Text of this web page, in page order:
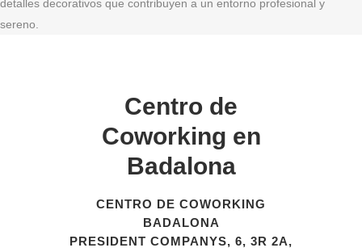
detalles decorativos que contribuyen a un entorno profesional y
sereno.
Centro de
Coworking en
Badalona
CENTRO DE COWORKING
BADALONA
PRESIDENT COMPANYS, 6, 3R 2A,